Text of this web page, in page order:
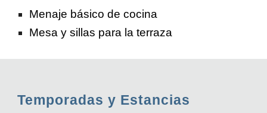
Menaje básico de cocina
Mesa y sillas para la terraza
Temporadas y Estancias